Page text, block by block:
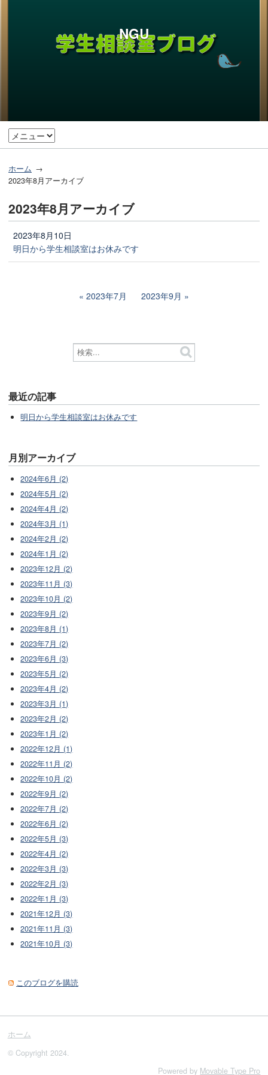
NGU
ホーム
2023年8月アーカイブ
2023年8月アーカイブ
2023年8月10日
明日から学生相談室はお休みです
2023年7月 2023年9月
最近の記事
明日から学生相談室はお休みです
月別アーカイブ
2024年6月 (2)
2024年5月 (2)
2024年4月 (2)
2024年3月 (1)
2024年2月 (2)
2024年1月 (2)
2023年12月 (2)
2023年11月 (3)
2023年10月 (2)
2023年9月 (2)
2023年8月 (1)
2023年7月 (2)
2023年6月 (3)
2023年5月 (2)
2023年4月 (2)
2023年3月 (1)
2023年2月 (2)
2023年1月 (2)
2022年12月 (1)
2022年11月 (2)
2022年10月 (2)
2022年9月 (2)
2022年7月 (2)
2022年6月 (2)
2022年5月 (3)
2022年4月 (2)
2022年3月 (3)
2022年2月 (3)
2022年1月 (3)
2021年12月 (3)
2021年11月 (3)
2021年10月 (3)
このブログを購読
ホーム
© Copyright 2024.
Powered by Movable Type Pro